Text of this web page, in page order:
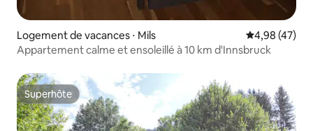
Logement de vacances ⋅ Mils Évaluation
4,98 (47)
Appartement calme et ensoleillé à 10 km d'Innsbruck
Superhôte
Superhôte